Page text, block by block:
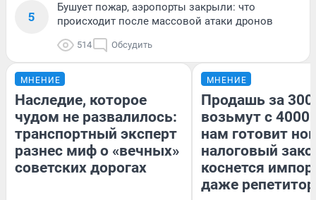
5
Бушует пожар, аэропорты закрыли: что
происходит после массовой атаки дронов
514 Обсудить
МНЕНИЕ
Наследие, которое
чудом не развалилось:
транспортный эксперт
разнес миф о «вечных»
советских дорогах
МНЕНИЕ
Продашь за
возьмут с
нам готовит
налоговый
коснется
даже